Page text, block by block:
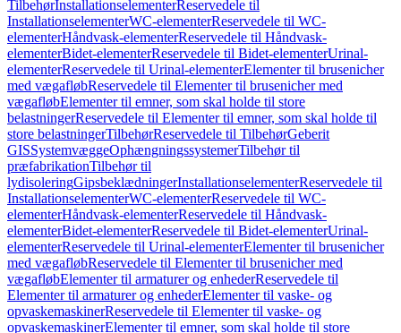
TilbehørInstallationselementerReservedele til
InstallationselementerWC-elementerReservedele til WC-
elementerHåndvask-elementerReservedele til Håndvask-
elementerBidet-elementerReservedele til Bidet-elementerUrinal-
elementerReservedele til Urinal-elementerElementer til brusenicher
med vægafløbReservedele til Elementer til brusenicher med
vægafløbElementer til emner, som skal holde til store
belastningerReservedele til Elementer til emner, som skal holde til
store belastningerTilbehørReservedele til TilbehørGeberit
GISSystemvæggeOphængningssystemerTilbehør til
præfabrikationTilbehør til
lydisoleringGipsbeklædningerInstallationselementerReservedele til
InstallationselementerWC-elementerReservedele til WC-
elementerHåndvask-elementerReservedele til Håndvask-
elementerBidet-elementerReservedele til Bidet-elementerUrinal-
elementerReservedele til Urinal-elementerElementer til brusenicher
med vægafløbReservedele til Elementer til brusenicher med
vægafløbElementer til armaturer og enhederReservedele til
Elementer til armaturer og enhederElementer til vaske- og
opvaskemaskinerReservedele til Elementer til vaske- og
opvaskemaskinerElementer til emner, som skal holde til store